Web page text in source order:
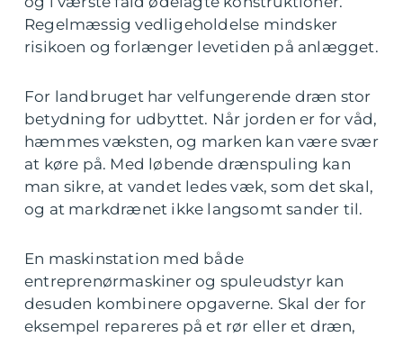
Regelmæssig vedligeholdelse mindsker
risikoen og forlænger levetiden på anlægget.
For landbruget har velfungerende dræn stor
betydning for udbyttet. Når jorden er for våd,
hæmmes væksten, og marken kan være svær
at køre på. Med løbende drænspuling kan
man sikre, at vandet ledes væk, som det skal,
og at markdrænet ikke langsomt sander til.
En maskinstation med både
entreprenørmaskiner og spuleudstyr kan
desuden kombinere opgaverne. Skal der for
eksempel repareres på et rør eller et dræn,